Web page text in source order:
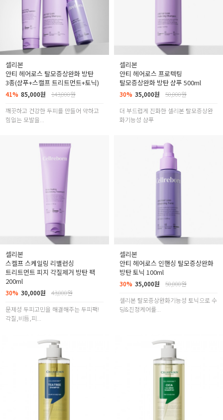
셀리본
안티 헤어로스 탈모증상완화 방탄
3종(샴푸+스캘프 트리트먼트+토닉)
41% 85,000원
143,000원
깨끗하고 건강한 두피를 만들어 약하고
힘없는 모발을...
셀리본
안티 헤어로스 프로텍팅
탈모증상완화 방탄 샴푸 500ml
30% 35,000원
50,000원
더 부드럽게 진화한 셀리본 탈모증상완
화기능성 샴푸
셀리본
스켈프 스케일링 리밸런싱
트리트먼트 피지 각질제거 방탄 팩
200ml
30% 30,000원
43,000원
문제성 두피고민을 해결해주는 두피팩!
각질,비듬,피...
셀리본
안티 헤어로스 인핸싱 탈모증상완화
방탄 토닉 100ml
30% 35,000원
50,000원
셀리본 탈모증상완화기능성 토닉으로 수
딩&진정케어를...